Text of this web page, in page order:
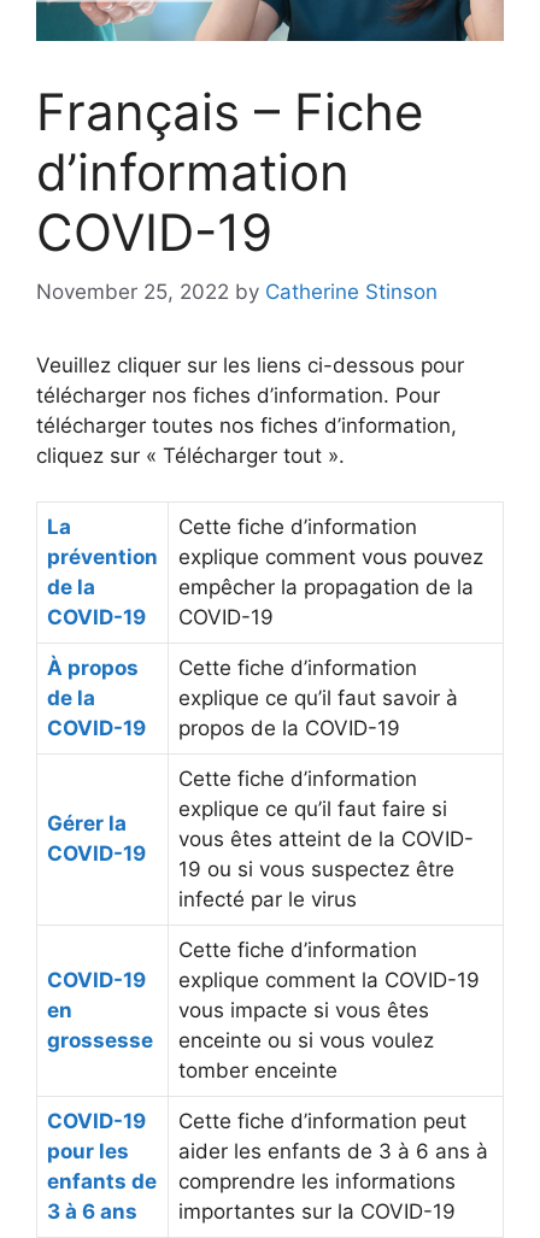
Français – Fiche
d’information
COVID-19
November 25, 2022 by Catherine Stinson
Veuillez cliquer sur les liens ci-dessous pour
télécharger nos fiches d’information. Pour
télécharger toutes nos fiches d’information,
cliquez sur « Télécharger tout ».
La
prévention
de la
COVID-19
Cette fiche d’information
explique comment vous pouvez
empêcher la propagation de la
COVID-19
À propos
de la
COVID-19
Cette fiche d’information
explique ce qu’il faut savoir à
propos de la COVID-19
Gérer la
COVID-19
Cette fiche d’information
explique ce qu’il faut faire si
vous êtes atteint de la COVID-
19 ou si vous suspectez être
infecté par le virus
COVID-19
en
grossesse
Cette fiche d’information
explique comment la COVID-19
vous impacte si vous êtes
enceinte ou si vous voulez
tomber enceinte
COVID-19
pour les
enfants de
3 à 6 ans
Cette fiche d’information peut
aider les enfants de 3 à 6 ans à
comprendre les informations
importantes sur la COVID-19